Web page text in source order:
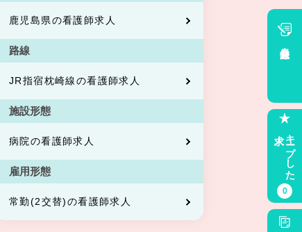
鹿児島県の看護師求人
路線
JR指宿枕崎線の看護師求人
施設形態
病院の看護師求人
雇用形態
常勤(2交替)の看護師求人
キープした
0